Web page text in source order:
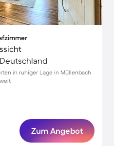
in ruhiger Lage in Müllenbach
Zum Angebot